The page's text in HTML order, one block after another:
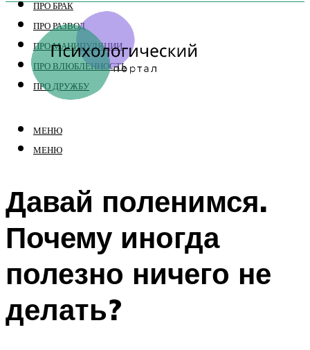
ПРО БРАК
ПРО РАЗВОД
ПРО МАНИПУЛЯЦИИ
ПРО ВЛЮБЛЕННОСТЬ
ПРО ДРУЖБУ
МЕНЮ
МЕНЮ
Давай поленимся.
Почему иногда
полезно ничего не
делать?